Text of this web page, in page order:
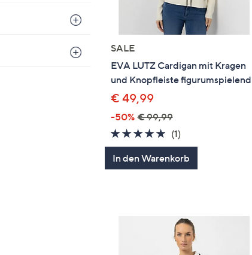
SALE
EVA LUTZ Cardigan mit Kragen
und Knopfleiste figurumspielend
€ 49,99
-50% € 99,99
5.0
von
5
(1)1
Bewertungen
In den Warenkorb